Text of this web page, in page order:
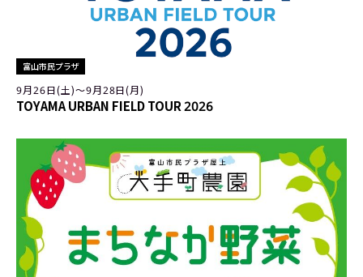
富山市民プラザ
9月26日(土)〜9月28日(月)
TOYAMA URBAN FIELD TOUR 2026